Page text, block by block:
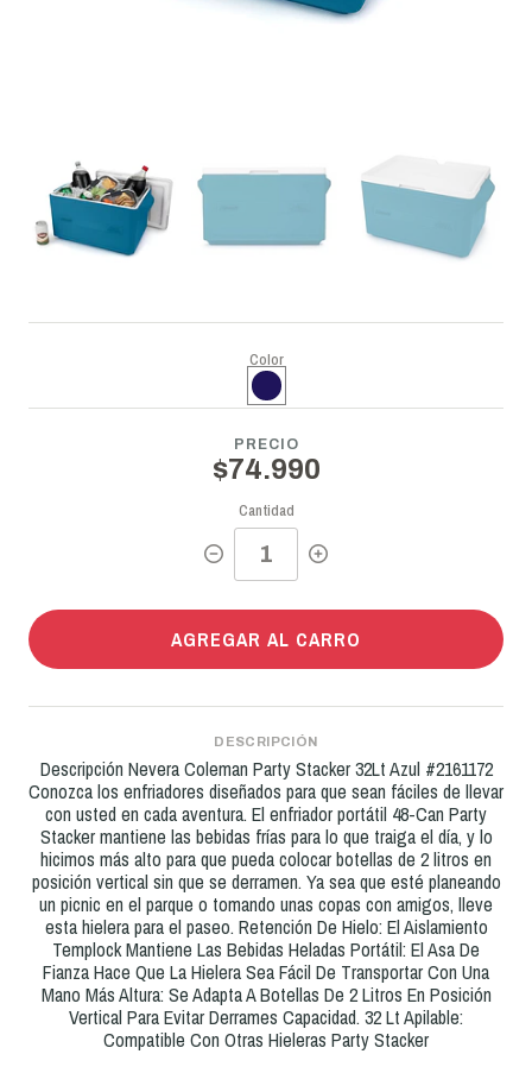
Color
PRECIO
$74.990
Cantidad
AGREGAR AL CARRO
DESCRIPCIÓN
Descripción Nevera Coleman Party Stacker 32Lt Azul #2161172
Conozca los enfriadores diseñados para que sean fáciles de llevar
con usted en cada aventura. El enfriador portátil 48-Can Party
Stacker mantiene las bebidas frías para lo que traiga el día, y lo
hicimos más alto para que pueda colocar botellas de 2 litros en
posición vertical sin que se derramen. Ya sea que esté planeando
un picnic en el parque o tomando unas copas con amigos, lleve
esta hielera para el paseo. Retención De Hielo: El Aislamiento
Templock Mantiene Las Bebidas Heladas Portátil: El Asa De
Fianza Hace Que La Hielera Sea Fácil De Transportar Con Una
Mano Más Altura: Se Adapta A Botellas De 2 Litros En Posición
Vertical Para Evitar Derrames Capacidad. 32 Lt Apilable:
Compatible Con Otras Hieleras Party Stacker